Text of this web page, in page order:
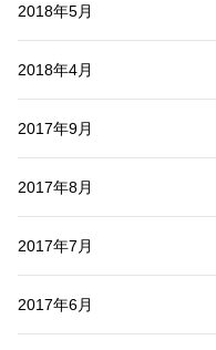
2018年5月
2018年4月
2017年9月
2017年8月
2017年7月
2017年6月